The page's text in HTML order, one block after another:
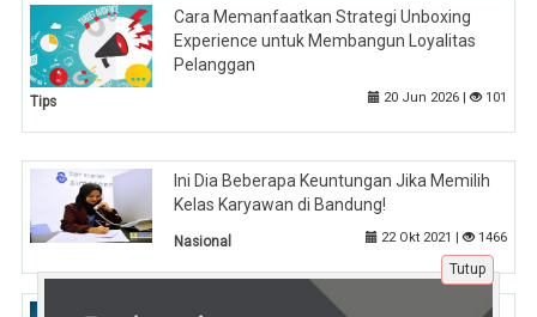
Cara Memanfaatkan Strategi Unboxing
Experience untuk Membangun Loyalitas
Pelanggan
Tips 20 Jun 2026 | 101
Ini Dia Beberapa Keuntungan Jika Memilih
Kelas Karyawan di Bandung!
Nasional 22 Okt 2021 | 1466
Tutup